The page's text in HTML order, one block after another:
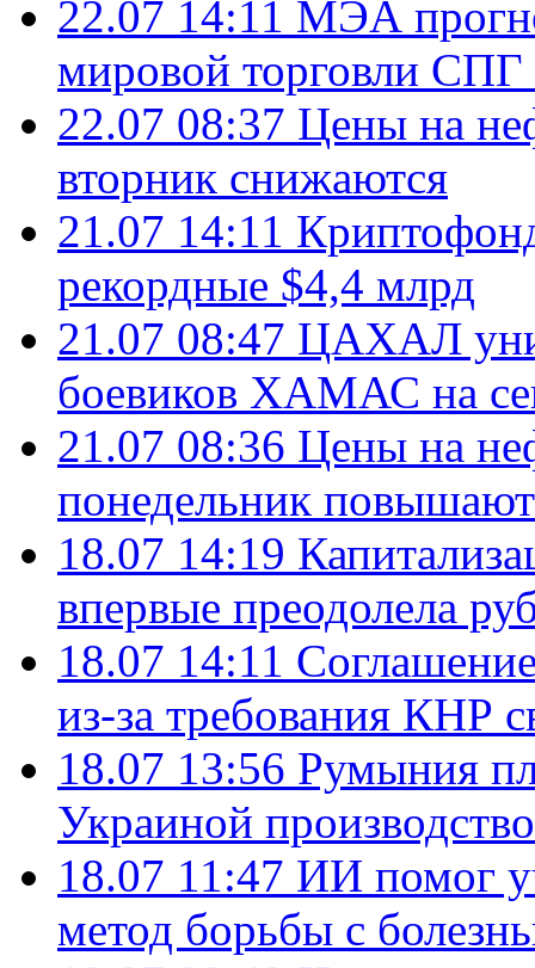
22.07 14:11 МЭА
мировой торговли СПГ
22.07 08:37 Цены на
вторник снижаются
21.07 14:11
рекордные $4,4 млрд
21.07 08:47 ЦАХАЛ
боевиков ХАМАС на
21.07 08:36 Цены на
понедельник
18.07 14:19
впервые преодолела
18.07 14:11
из-за требования КНР
18.07 13:56 Румыния
Украиной
18.07 11:47 ИИ помог
метод борьбы с